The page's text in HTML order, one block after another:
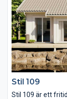
Stil 109
Stil 109 är ett